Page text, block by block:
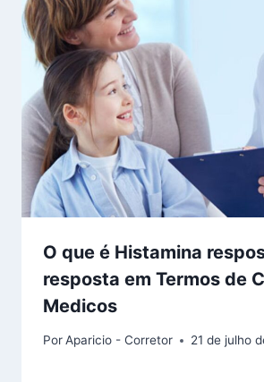
O que é Histamina
resposta em Termos de
Medicos
PorAparicio - Corretor 21 de julho